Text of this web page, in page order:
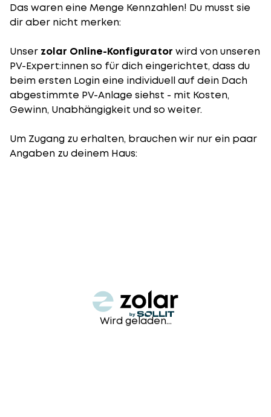
Das waren eine Menge Kennzahlen! Du musst sie
dir aber nicht merken:
Unser zolar Online-Konfigurator wird von unseren
PV-Expert:innen so für dich eingerichtet, dass du
beim ersten Login eine individuell auf dein Dach
abgestimmte PV-Anlage siehst - mit Kosten,
Gewinn, Unabhängigkeit und so weiter.
Um Zugang zu erhalten, brauchen wir nur ein paar
Angaben zu deinem Haus:
Wird geladen...